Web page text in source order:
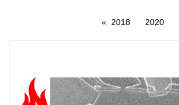
2018 2020